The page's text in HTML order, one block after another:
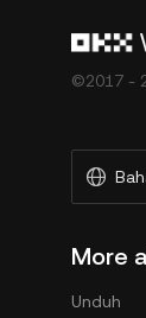
©2017 -
More
Unduh